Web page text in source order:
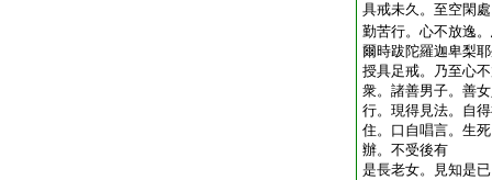
具戒未久。至空閑
勤苦行。心不放逸
爾時跋陀羅迦卑梨
授具足戒。乃至心
衆。諸善男子。善
行。現得見法。自
住。口自唱言。生
辦。不受後有
是長老女。見知是